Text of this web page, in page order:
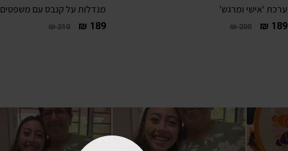
ערכת 'אישי ומרגש'
₪200 ₪ 189
מנדלות על קנבס עם משפטים
₪210 ₪ 189
עם מועצת אפרת יצא לי לעבוד כ